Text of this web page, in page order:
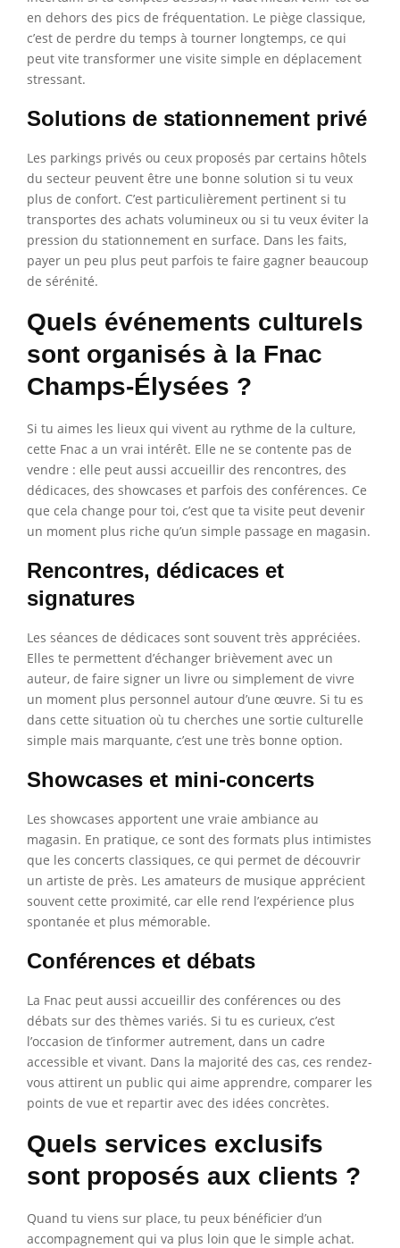
en dehors des pics de fréquentation. Le piège classique,
c’est de perdre du temps à tourner longtemps, ce qui
peut vite transformer une visite simple en déplacement
stressant.
Solutions de stationnement privé
Les parkings privés ou ceux proposés par certains hôtels
du secteur peuvent être une bonne solution si tu veux
plus de confort. C’est particulièrement pertinent si tu
transportes des achats volumineux ou si tu veux éviter la
pression du stationnement en surface. Dans les faits,
payer un peu plus peut parfois te faire gagner beaucoup
de sérénité.
Quels événements culturels
sont organisés à la Fnac
Champs-Élysées ?
Si tu aimes les lieux qui vivent au rythme de la culture,
cette Fnac a un vrai intérêt. Elle ne se contente pas de
vendre : elle peut aussi accueillir des rencontres, des
dédicaces, des showcases et parfois des conférences. Ce
que cela change pour toi, c’est que ta visite peut devenir
un moment plus riche qu’un simple passage en magasin.
Rencontres, dédicaces et
signatures
Les séances de dédicaces sont souvent très appréciées.
Elles te permettent d’échanger brièvement avec un
auteur, de faire signer un livre ou simplement de vivre
un moment plus personnel autour d’une œuvre. Si tu es
dans cette situation où tu cherches une sortie culturelle
simple mais marquante, c’est une très bonne option.
Showcases et mini-concerts
Les showcases apportent une vraie ambiance au
magasin. En pratique, ce sont des formats plus intimistes
que les concerts classiques, ce qui permet de découvrir
un artiste de près. Les amateurs de musique apprécient
souvent cette proximité, car elle rend l’expérience plus
spontanée et plus mémorable.
Conférences et débats
La Fnac peut aussi accueillir des conférences ou des
débats sur des thèmes variés. Si tu es curieux, c’est
l’occasion de t’informer autrement, dans un cadre
accessible et vivant. Dans la majorité des cas, ces rendez-
vous attirent un public qui aime apprendre, comparer les
points de vue et repartir avec des idées concrètes.
Quels services exclusifs
sont proposés aux clients ?
Quand tu viens sur place, tu peux bénéficier d’un
accompagnement qui va plus loin que le simple achat.